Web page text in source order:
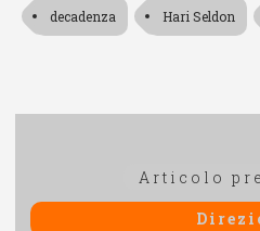
decadenza Hari Seldon
Articolo